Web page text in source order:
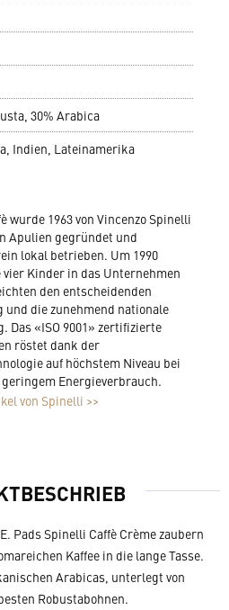
30% Arabica
Indien, Lateinamerika
wurde 1963 von Vincenzo Spinelli
Apulien gegründet und
lokal betrieben. Um 1990
Kinder in das Unternehmen
den entscheidenden
und die zunehmend nationale
Das «ISO 9001» zertifizierte
röstet dank der
auf höchstem Niveau bei
Energieverbrauch.
von Spinelli >>
Pads Spinelli Caffè Crème zaubern
Kaffee in die lange Tasse.
Arabicas, unterlegt von
Robustabohnen.